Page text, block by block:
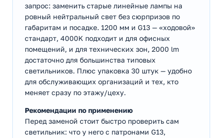
запрос: заменить старые линейные лампы на
ровный нейтральный свет без сюрпризов по
габаритам и посадке. 1200 мм и G13 — «ходовой»
стандарт, 4000K подходит и для офисных
помещений, и для технических зон, 2000 lm
достаточно для большинства типовых
светильников. Плюс упаковка 30 штук — удобно
для обслуживающих организаций и тех, кто
меняет сразу по этажу/цеху.
Рекомендации по применению
Перед заменой стоит быстро проверить сам
светильник: что у него с патронами G13,